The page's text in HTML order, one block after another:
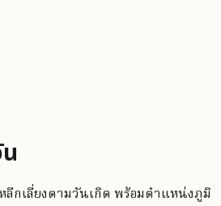
กเลี่ยงตามวันเกิด พร้อมตำแหน่งภูมิ